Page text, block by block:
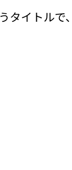
イトル